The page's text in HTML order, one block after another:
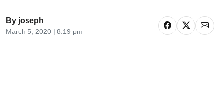
By joseph
March 5, 2020 | 8:19 pm